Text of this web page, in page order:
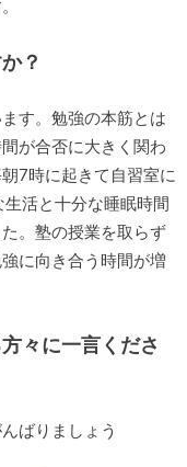
？
す。勉強の本筋とは
が合否に大きく関わ
7時に起きて自習室に
活と十分な睡眠時間
。塾の授業を取らず
に向き合う時間が増
々に一言くださ
ばりましょう